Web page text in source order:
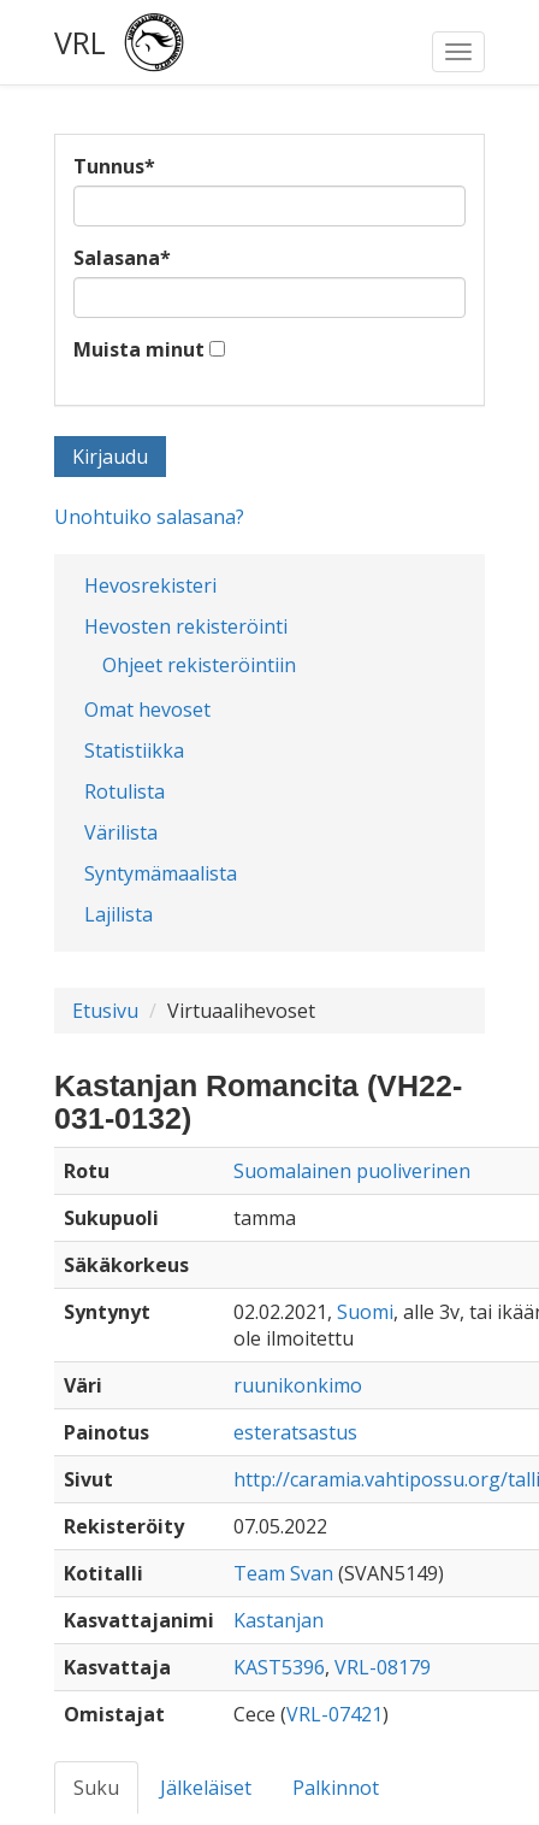
Toggle
VRL
Hevosrekisteri
Hevosten rekisteröinti
Ohjeet rekisteröintiin
Omat hevoset
Statistiikka
Rotulista
Värilista
Syntymämaalista
Lajilista
Tunnus*
Salasana*
Muista minut
Unohtuiko salasana?
Etusivu Virtuaalihevoset
Kastanjan Romancita (VH22-
031-0132)
Rotu
Suomalainen puoliverinen
Sukupuoli
tamma
Säkäkorkeus
Syntynyt
02.02.2021, Suomi, alle 3v, tai
ole ilmoitettu
Väri
ruunikonkimo
Painotus
esteratsastus
Sivut
http://caramia.vahtipossu.org/
Rekisteröity
07.05.2022
Kotitalli
Team Svan (SVAN5149)
Kasvattajanimi
Kastanjan
Kasvattaja
KAST5396, VRL-08179
Omistajat
Cece (VRL-07421)
Suku Jälkeläiset
Palkinnot